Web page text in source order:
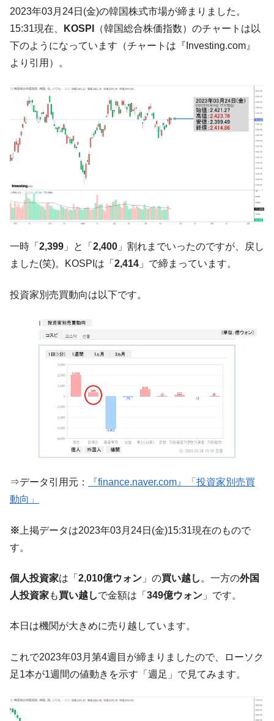
た。『起亜』は9台だけ
『Money1』
韓国「信用赦免を何回やっても、何回やっ
落！
兵器「K10」が改良に乗り出す。
『Money1』
韓国「2026年07月の輸出入」絶好調。半導
体だけで410億ドル、輸出全体の41％もある
『Money1』
韓国･李在明「青年層の雇用状況が悪い。せ
や、若者に起業させよう」⇒ どんな雇用対策だソレ。
【韓国の外貨準備】2026年07月は4,279億ド
ル。外平債の発行「19.4億ドル」
『Money1』
韓国「ここは北朝鮮なのか。選管がサーバ
ーにウソのデータを入力したのは明白だ」
『Money1』
韓国･李在明さっそく不動産対策で浅薄な発
言。
だ。
す」⇒「金を経由するドル入手」手段ではないのか？
『Money1』
韓国･外為取引量「1日当たり1,214.4億ド
ル」まで拡大 ⇒ 海外資金の動きに強く左右される状態
『Money1』
韓国･帰ってきた李在明。李在明を支持しな
い「50.5％」に上昇
『Money1』
『Money1』
韓国･警察職員が「丸刈りになって抗議活
『Money1』
中国だけが鉄鋼輸出を異常増加させる ⇒ 中
国の過剰生産が世界を蝕む。
『Money1』
韓国製造業「半導体絶好調」のウラで他業
種は全般的「不調」⇒ PSIが示す現況は決して良くない。
ン』1人当たり賠償10万ウォンを認定 ⇒ 総額3兆7,000億
『Money1』 韓国で猛暑。南東部では干ばつ
「KDDX」1番艦、2032年竣工と公示
に韓国がいっちょがみしたのでは。
『Money1』
韓国政府『BYD』車への補助金を全廃 ⇒ 実
1.9倍！
2023年03月24日(金)の韓国株式市場が締まりました。
15:31現在、
KOSPI
（韓国総合株価指数）のチャートは以
下のようになっています（チャートは『Investing.com』
より引用）。
一時「 2,399 」と「 2,400 」割れまでいったのですが、戻し
ました(笑)。KOSPIは「 2,414 」で締まっています。
投資家別売買動向は以下です。
⇒データ引用元：
『finance.naver.com』「投資家別売買
動向」
※ 上掲データは2023年03月24日(金)15:31現在のもので
す。
個人投資家は「 2,010億ウォン 」の買い越し 。一方の外国
人投資家も買い越しで金額は「 349億ウォン 」です。
本日は機関が大きめに売り越しています。
これで2023年03月第4週目が締まりましたので、ローソク
足1本が1週間の値動きを示す「週足」で見てみます。